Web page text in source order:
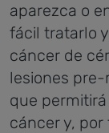
aparezca o
fácil tratarlo
cáncer de
lesiones
que
cáncer y,